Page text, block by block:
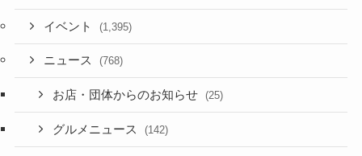
イベント (1,395)
ニュース (768)
お店・団体からのお知らせ (25)
グルメニュース (142)